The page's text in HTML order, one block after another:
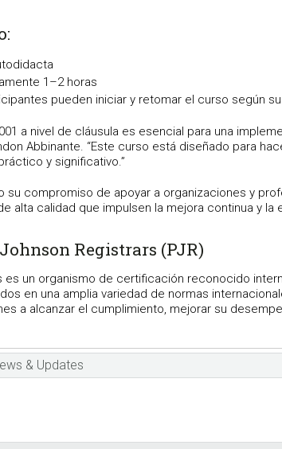
1–2 horas
pueden iniciar y retomar el curso según
a nivel de cláusula es esencial para una
Abbinante. “Este curso está diseñado para
y significativo.”
su compromiso de apoyar a organizaciones y
alta calidad que impulsen la mejora continua y la
Registrars (PJR)
es un organismo de certificación reconocido
en una amplia variedad de normas
a alcanzar el cumplimiento, mejorar su
& Updates